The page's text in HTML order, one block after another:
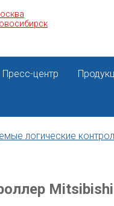
Пресс-центр
логические